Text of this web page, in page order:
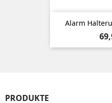
Alarm
PRODUKTE